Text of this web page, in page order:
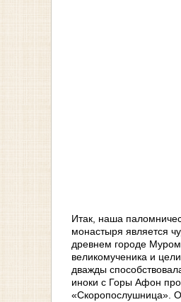
Итак, наша
монастыря является
древнем городе
великомученика и
дважды
иноки с Горы Афон
«Скоропослушница».